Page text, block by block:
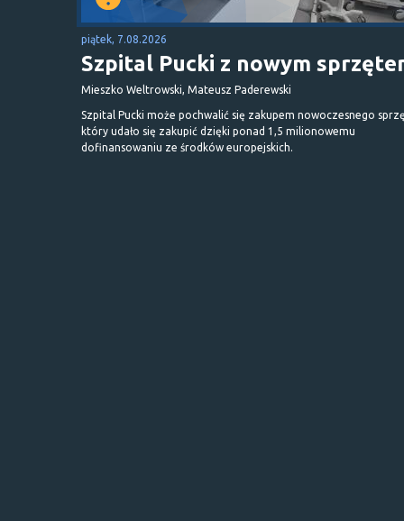
piątek, 7.08.2026
Szpital Pucki z nowym
Mieszko Weltrowski, Mateusz Paderewski
Szpital Pucki może pochwalić się zakupem nowoczesnego
który udało się zakupić dzięki ponad 1,5 milionowemu
dofinansowaniu ze środków europejskich.